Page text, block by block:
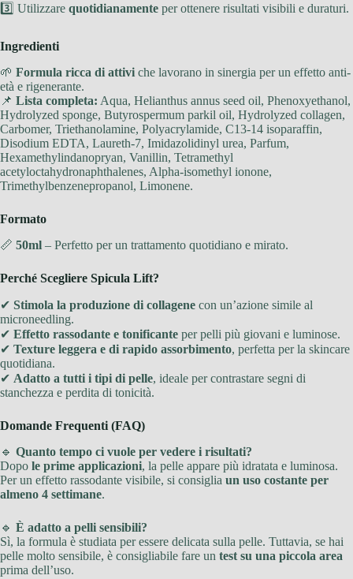
3️⃣ Utilizzare quotidianamente per ottenere risultati visibili e duraturi.
Ingredienti
🌱 Formula ricca di attivi che lavorano in sinergia per un effetto anti-
età e rigenerante.
📌 Lista completa: Aqua, Helianthus annus seed oil, Phenoxyethanol,
Hydrolyzed sponge, Butyrospermum parkil oil, Hydrolyzed collagen,
Carbomer, Triethanolamine, Polyacrylamide, C13-14 isoparaffin,
Disodium EDTA, Laureth-7, Imidazolidinyl urea, Parfum,
Hexamethylindanopryan, Vanillin, Tetramethyl
acetyloctahydronaphthalenes, Alpha-isomethyl ionone,
Trimethylbenzenepropanol, Limonene.
Formato
📏 50ml – Perfetto per un trattamento quotidiano e mirato.
Perché Scegliere Spicula Lift?
✔ Stimola la produzione di collagene con un’azione simile al
microneedling.
✔ Effetto rassodante e tonificante per pelli più giovani e luminose.
✔ Texture leggera e di rapido assorbimento, perfetta per la skincare
quotidiana.
✔ Adatto a tutti i tipi di pelle, ideale per contrastare segni di
stanchezza e perdita di tonicità.
Domande Frequenti (FAQ)
🔹 Quanto tempo ci vuole per vedere i risultati?
Dopo le prime applicazioni, la pelle appare più idratata e luminosa.
Per un effetto rassodante visibile, si consiglia un uso costante per
almeno 4 settimane.
🔹 È adatto a pelli sensibili?
Sì, la formula è studiata per essere delicata sulla pelle. Tuttavia, se hai
pelle molto sensibile, è consigliabile fare un test su una piccola area
prima dell’uso.